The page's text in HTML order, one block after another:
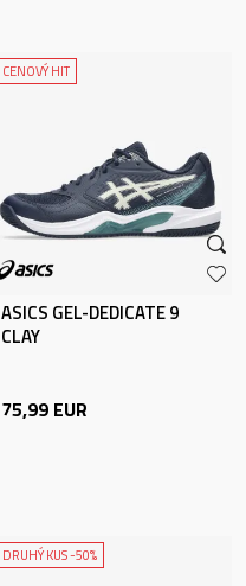
CENOVÝ HIT
ASICS GEL-DEDICATE 9
CLAY
75,99 EUR
DRUHÝ KUS -50%